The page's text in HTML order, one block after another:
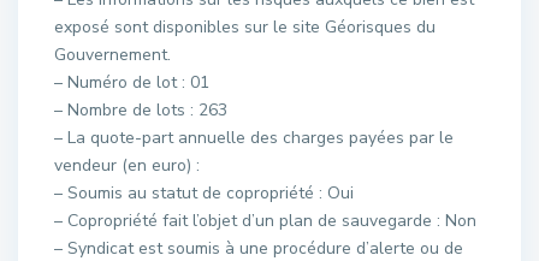
exposé sont disponibles sur le site Géorisques du
Gouvernement.
– Numéro de lot : 01
– Nombre de lots : 263
– La quote-part annuelle des charges payées par le
vendeur (en euro) :
– Soumis au statut de copropriété : Oui
– Copropriété fait l’objet d’un plan de sauvegarde : Non
– Syndicat est soumis à une procédure d’alerte ou de